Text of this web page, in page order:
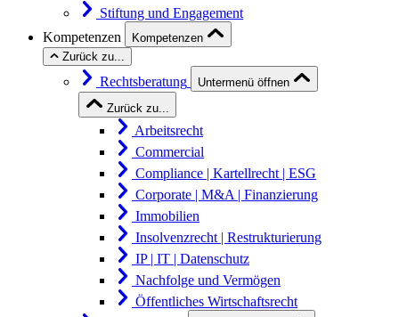
Stiftung und Engagement
Kompetenzen
Kompetenzen
Zurück zu...
Rechtsberatung
Untermenü öffnen
Zurück zu...
Arbeitsrecht
Commercial
Compliance | Kartellrecht | ESG
Corporate | M&A | Finanzierung
Immobilien
Insolvenzrecht | Restrukturierung
IP | IT | Datenschutz
Nachfolge und Vermögen
Öffentliches Wirtschaftsrecht